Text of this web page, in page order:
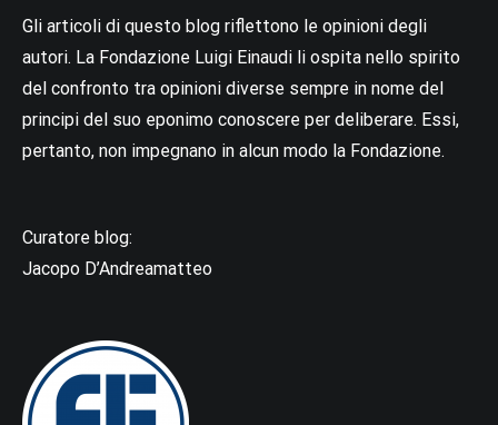
Gli articoli di questo blog riflettono le opinioni degli
autori. La Fondazione Luigi Einaudi li ospita nello spirito
del confronto tra opinioni diverse sempre in nome del
principi del suo eponimo conoscere per deliberare. Essi,
pertanto, non impegnano in alcun modo la Fondazione.
Curatore blog:
Jacopo D’Andreamatteo